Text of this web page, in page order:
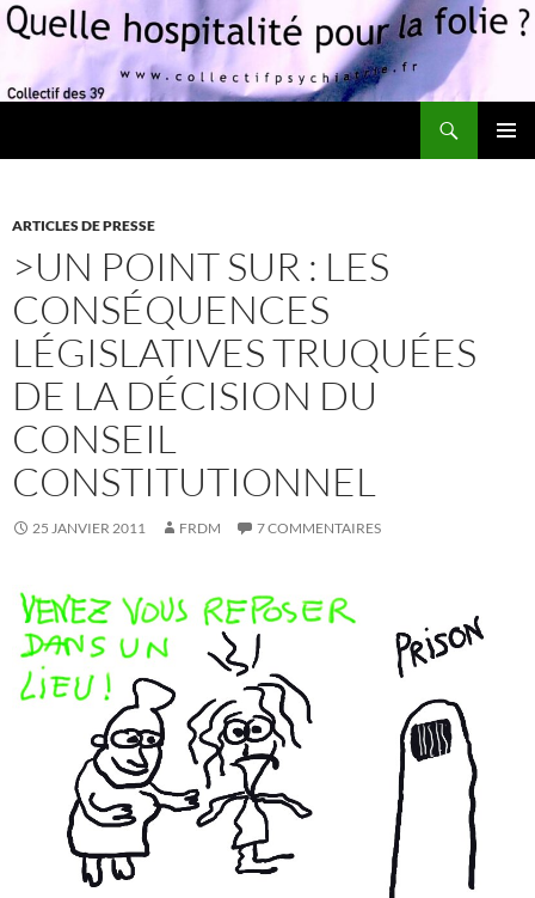
ARTICLES DE PRESSE
>UN POINT SUR : LES
CONSÉQUENCES
LÉGISLATIVES TRUQUÉES
DE LA DÉCISION DU
CONSEIL
CONSTITUTIONNEL
25 JANVIER 2011 FRDM 7 COMMENTAIRES